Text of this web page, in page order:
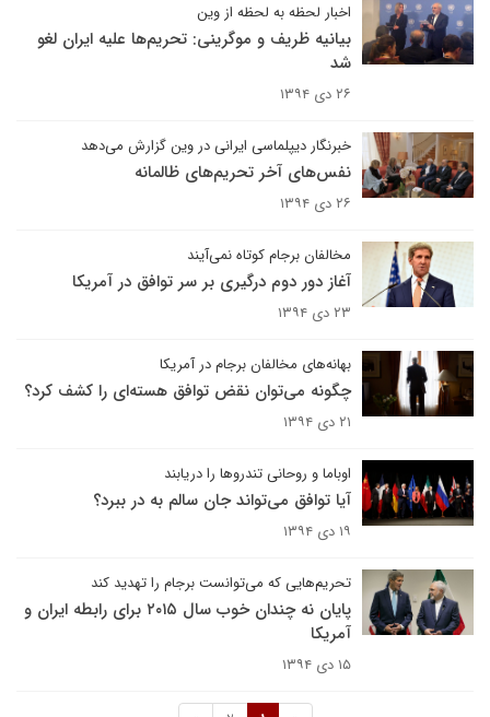
اخبار لحظه به لحظه از وین
بیانیه ظریف و موگرینی: تحریم‌ها علیه ایران لغو
شد
۲۶ دی ۱۳۹۴
خبرنگار دیپلماسی ایرانی در وین گزارش می‌دهد
نفس‌های آخر تحریم‌های ظالمانه
۲۶ دی ۱۳۹۴
مخالفان برجام کوتاه نمی‌آیند
آغاز دور دوم درگیری بر سر توافق در آمریکا
۲۳ دی ۱۳۹۴
بهانه‌های مخالفان برجام در آمریکا
چگونه می‌توان نقض توافق هسته‌ای را کشف کرد؟
۲۱ دی ۱۳۹۴
اوباما و روحانی تندروها را دریابند
آیا توافق می‌تواند جان سالم به در ببرد؟
۱۹ دی ۱۳۹۴
تحریم‌هایی که می‌توانست برجام را تهدید کند
پایان نه چندان خوب سال ۲۰۱۵ برای رابطه ایران و
آمریکا
۱۵ دی ۱۳۹۴